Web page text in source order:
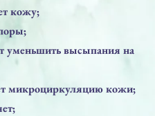
кожу;
уменьшить высыпания на
микроциркуляцию кожи;